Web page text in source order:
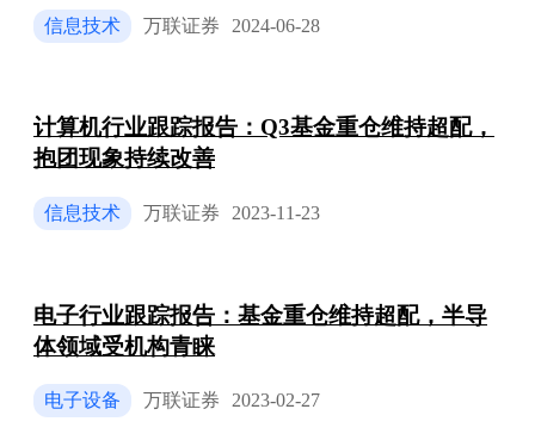
信息技术 万联证券 2024-06-28
计算机行业跟踪报告：Q3基金重仓维持超配，
抱团现象持续改善
信息技术 万联证券 2023-11-23
电子行业跟踪报告：基金重仓维持超配，半导
体领域受机构青睐
电子设备 万联证券 2023-02-27